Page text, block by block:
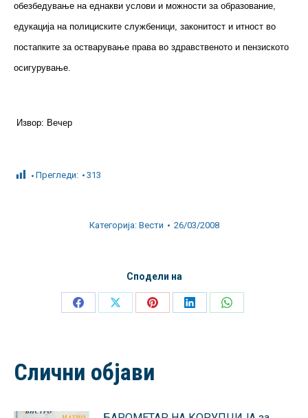
обезбедување на еднакви услови и можности за образование,
едукација на полициските службеници, законитост и итност во
постапките за остварување права во здравственото и пензиското
осигурување.
Извор: Вечер
Прегледи: 313
Категорија: Вести 26/03/2008
Сподели на
Share
Share
Share
Share
Share
Слични објави